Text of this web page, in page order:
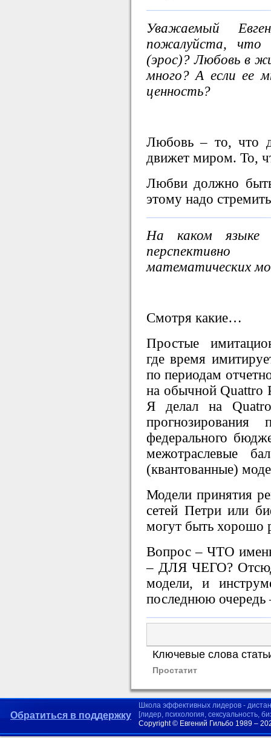
Уважаемый
пожалуйста, что
(эрос)? Любовь в
много? А если ее
ценность?
Любовь – то, что
движет миром. То,
Любви должно
этому надо
На каком языке
перспективно
математических
Смотря какие…
Простые
где время
по периодам
на обычной Quattro
Я делал на
прогнозирования
федерального
межотраслевые
(квантованные)
Модели принятия
сетей Петри или
могут быть хорошо
Вопрос – ЧТО
– ДЛЯ ЧЕГО?
модели, и
последнюю очередь
Ключевые слова
Простатит
Обратиться в поддержку
Школа эффективных лидеров -
[лидер, психология, сексуальность,
Copyright © Евгений Гильбо 1989 –